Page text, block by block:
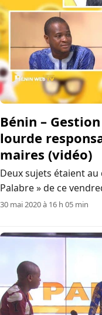
Bénin –
lourde
maires (vidéo)
Deux sujets étaient
Palabre » de ce
des conseils
libre cours à toutes
30 mai 2020 à 16 h 05 min